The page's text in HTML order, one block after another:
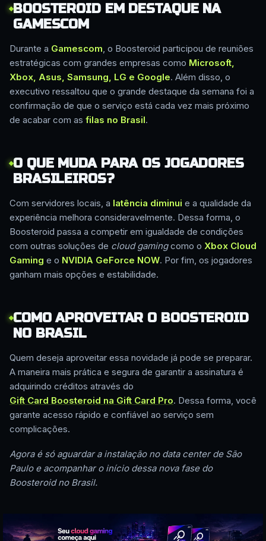
BOOSTEROID EM DESTAQUE NA
GAMESCOM
Durante a Gamescom, o Boosteroid participou de reuniões
estratégicas com grandes empresas como Microsoft,
Xbox, Asus, Samsung, LG e Google. Além disso, o
executivo ressaltou que o grande destaque da semana foi a
confirmação de que o serviço está cada vez mais próximo
de acabar com as filas no Brasil.
O QUE MUDA PARA OS JOGADORES
BRASILEIROS?
Com servidores locais, a latência diminui e a qualidade da
experiência melhora consideravelmente. Dessa forma, o
Boosteroid passa a competir em igualdade de condições
com outras soluções de cloud gamingcomo o Xbox Cloud
Gaming e o NVIDIA GeForce NOW. Por fim, os jogadores
ganham mais opções e estabilidade.
COMO APROVEITAR O BOOSTEROID
NO BRASIL
Quem deseja aproveitar essa novidade já pode se preparar.
A maneira mais prática e segura de garantir a assinatura é
adquirindo créditos através do
Gift Card Boosteroid na Gift Card Pro. Dessa forma, você
garante acesso rápido e confiável ao serviço sem
complicações.
Agora é só aguardar a instalação no data center de São
Paulo e acompanhar o início dessa nova fase do
Boosteroid no Brasil.